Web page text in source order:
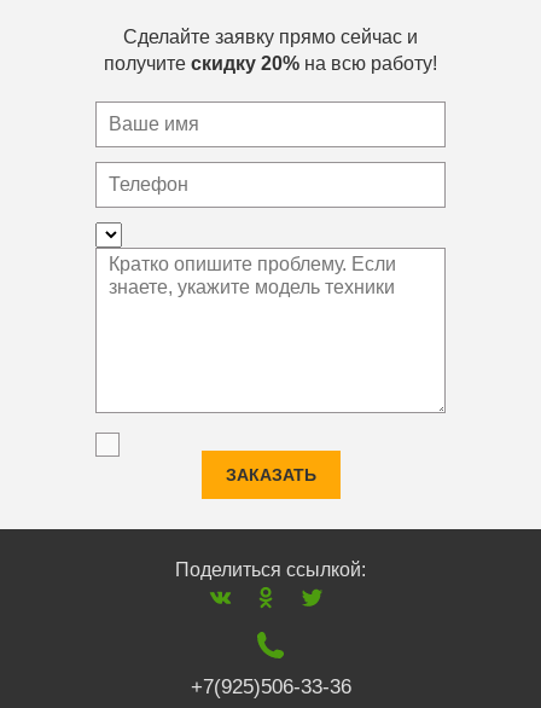
Сделайте заявку прямо сейчас и
получите скидку 20% на всю работу!
ЗАКАЗАТЬ
Поделиться ссылкой:
+7(925)506-33-36